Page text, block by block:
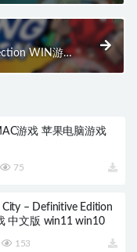
WIN游戏
游戏 苹果电脑游戏
75
– Definitive Edition
中文版 win11 win10
153